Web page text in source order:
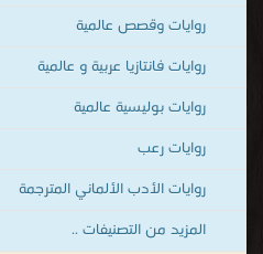
الكتابات و المؤلفات الروائية ..
و الممتعة .. مكتبة القصص و
روايات شيق و ممتع لا شاطئ له و لا
والاجهزة الكفيّة أونلاين.
روايات وقصص عالمية
روايات فانتازيا عربية و عالمية
روايات بوليسية عالمية
روايات رعب
روايات الأدب الألماني المترجمة
المزيد من التصنيفات ..